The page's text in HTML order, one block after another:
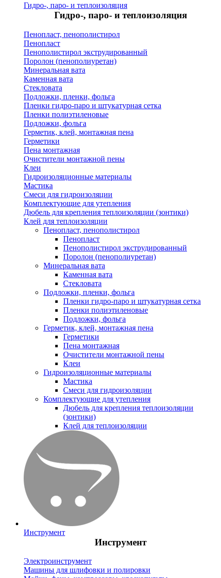
Гидро-, паро- и теплоизоляция
Гидро-, паро- и теплоизоляция
Пенопласт, пенополистирол
Пенопласт
Пенополистирол экструдированный
Поролон (пенополиуретан)
Минеральная вата
Каменная вата
Стекловата
Подложки, пленки, фольга
Пленки гидро-паро и штукатурная сетка
Пленки полиэтиленовые
Подложки, фольга
Герметик, клей, монтажная пена
Герметики
Пена монтажная
Очистители монтажной пены
Клеи
Гидроизоляционные материалы
Мастика
Смеси для гидроизоляции
Комплектующие для утепления
Дюбель для крепления теплоизоляции (зонтики)
Клей для теплоизоляции
Пенопласт, пенополистирол
Пенопласт
Пенополистирол экструдированный
Поролон (пенополиуретан)
Минеральная вата
Каменная вата
Стекловата
Подложки, пленки, фольга
Пленки гидро-паро и штукатурная сетка
Пленки полиэтиленовые
Подложки, фольга
Герметик, клей, монтажная пена
Герметики
Пена монтажная
Очистители монтажной пены
Клеи
Гидроизоляционные материалы
Мастика
Смеси для гидроизоляции
Комплектующие для утепления
Дюбель для крепления теплоизоляции
(зонтики)
Клей для теплоизоляции
Инструмент
Инструмент
Электроинструмент
Машины для шлифовки и полировки